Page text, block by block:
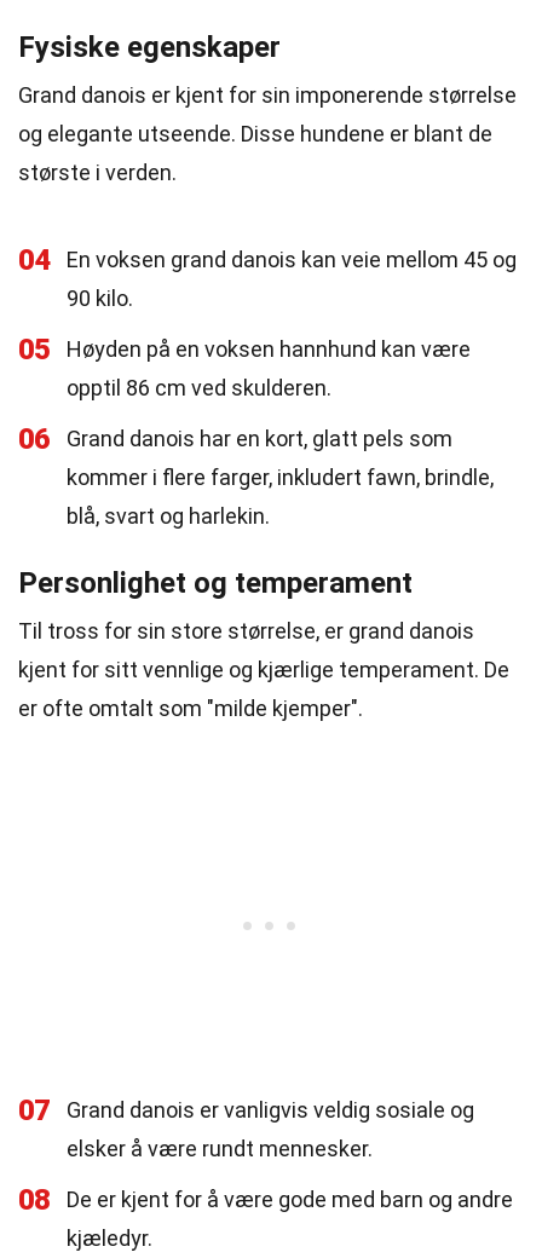
Fysiske egenskaper
Grand danois er kjent for sin imponerende størrelse
og elegante utseende. Disse hundene er blant de
største i verden.
04
En voksen grand danois kan veie mellom 45 og
90 kilo.
05
Høyden på en voksen hannhund kan være
opptil 86 cm ved skulderen.
06
Grand danois har en kort, glatt pels som
kommer i flere farger, inkludert fawn, brindle,
blå, svart og harlekin.
Personlighet og temperament
Til tross for sin store størrelse, er grand danois
kjent for sitt vennlige og kjærlige temperament. De
er ofte omtalt som "milde kjemper".
07
Grand danois er vanligvis veldig sosiale og
elsker å være rundt mennesker.
08
De er kjent for å være gode med barn og andre
kjæledyr.